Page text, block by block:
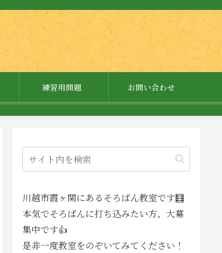
練習用問題 お問い合わせ
川越市霞ヶ関にあるそろばん教室です🧮
本気でそろばんに打ち込みたい方、大募
集中です👍
是非一度教室をのぞいてみてください！